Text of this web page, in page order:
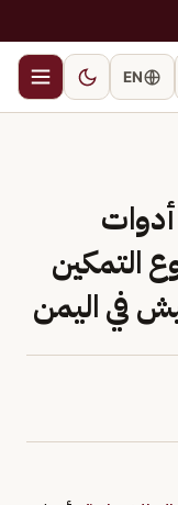
EN
التمكين
في اليمن